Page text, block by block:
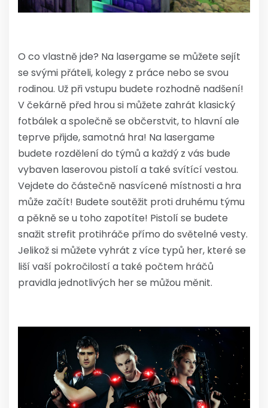
O co vlastně jde? Na lasergame se můžete sejít
se svými přáteli, kolegy z práce nebo se svou
rodinou. Už při vstupu budete rozhodně nadšení!
V čekárně před hrou si můžete zahrát klasický
fotbálek a společně se občerstvit, to hlavní ale
teprve přijde, samotná hra! Na lasergame
budete rozdělení do týmů a každý z vás bude
vybaven laserovou pistolí a také svítící vestou.
Vejdete do částečně nasvícené místnosti a hra
může začít! Budete soutěžit proti druhému týmu
a pěkně se u toho zapotíte! Pistolí se budete
snažit strefit protihráče přímo do světelné vesty.
Jelikož si můžete vyhrát z více typů her, které se
liší vaší pokročilostí a také počtem hráčů
pravidla jednotlivých her se můžou měnit.